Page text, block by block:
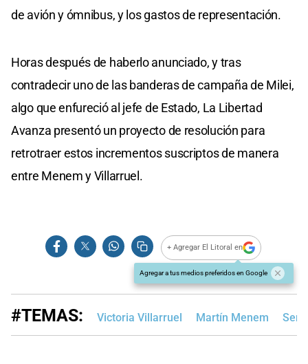
de avión y ómnibus, y los gastos de representación.
Horas después de haberlo anunciado, y tras
contradecir uno de las banderas de campaña de Milei,
algo que enfureció al jefe de Estado, La Libertad
Avanza presentó un proyecto de resolución para
retrotraer estos incrementos suscriptos de manera
entre Menem y Villarruel.
+ Agregar El Litoral en
Agregar a tus medios preferidos en Google
#TEMAS: Victoria Villarruel Martín Menem